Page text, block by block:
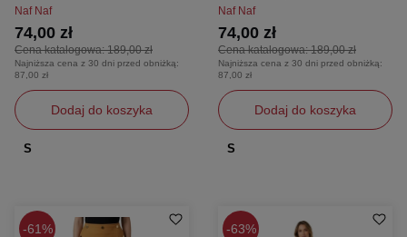
Naf Naf
Cena katalogowa:189,00 zł
74,00 zł
Najniższa cena z 30 dni przed obniżką:
87,00 zł
Dodaj do koszyka
S
Naf Naf
Cena katalogowa:189,00 zł
74,00 zł
Najniższa cena z 30 dni przed obniżką:
87,00 zł
Dodaj do koszyka
S
61% 63%